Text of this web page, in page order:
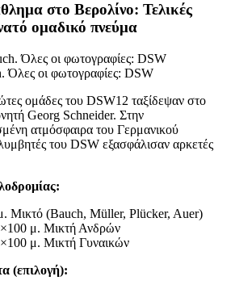
στο Βερολίνο: Τελικές
ομαδικό πνεύμα
Όλες οι φωτογραφίες: DSW
ομάδες του DSW12 ταξίδεψαν στο
Georg Schneider. Στην
ατμόσφαιρα του Γερμανικού
του DSW εξασφάλισαν αρκετές
Μικτό (Bauch, Müller, Plücker, Auer)
μ. Μικτή Ανδρών
μ. Μικτή Γυναικών
(επιλογή):